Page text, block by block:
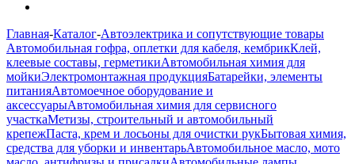
Главная-Каталог-Автоэлектрика и сопутствующие товары
Автомобильная гофра, оплетки для кабеля, кембрикКлей,
клеевые составы, герметикиАвтомобильная химия для
мойкиЭлектромонтажная продукцияБатарейки, элементы
питанияАвтомоечное оборудование и
аксессуарыАвтомобильная химия для сервисного
участкаМетизы, строительный и автомобильный
крепежПаста, крем и лосьоны для очистки рукБытовая химия,
средства для уборки и инвентарьАвтомобильное масло, мото